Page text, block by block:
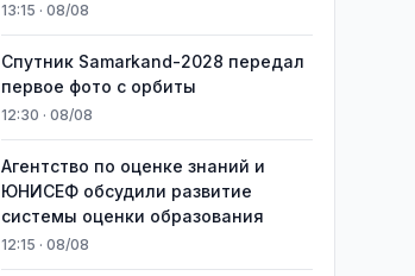
13:15 · 08/08
Спутник Samarkand-2028 передал
первое фото с орбиты
12:30 · 08/08
Агентство по оценке знаний и
ЮНИСЕФ обсудили развитие
системы оценки образования
12:15 · 08/08